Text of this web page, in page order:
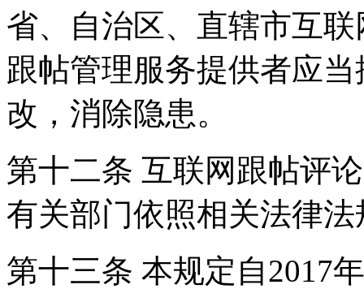
省、自治区、直辖市互
跟帖管理服务提供者应
改，消除隐患。
第十二条 互联网跟帖评
有关部门依照相关法律
第十三条 本规定自2017